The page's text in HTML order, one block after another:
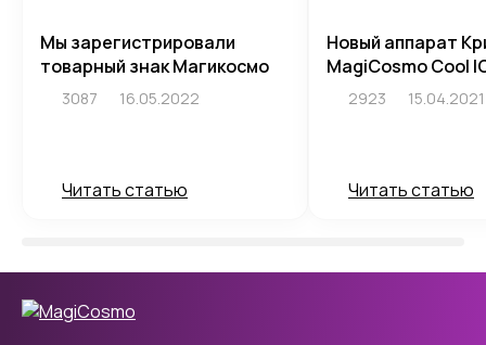
Мы зарегистрировали
товарный знак Магикосмо
3087 16.05.2022
Читать статью
Новый аппарат
MagiCosmo Cool
2923 15.04.2021
Читать статью